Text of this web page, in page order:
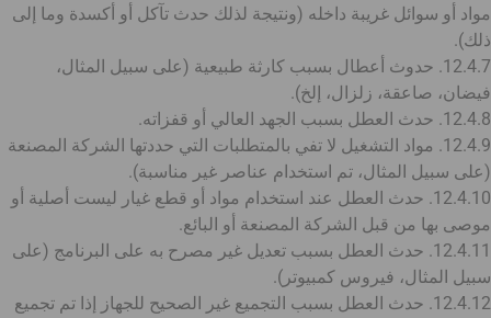
مواد أو سوائل غريبة داخله (ونتيجة لذلك حدث تآكل أو أكسدة وما إلى
ذلك).
12.4.7. حدوث أعطال بسبب كارثة طبيعية (على سبيل المثال،
فيضان، صاعقة، زلزال، إلخ).
12.4.8. حدث العطل بسبب الجهد العالي أو قفزاته.
12.4.9. مواد التشغيل لا تفي بالمتطلبات التي حددتها الشركة المصنعة
(على سبيل المثال، تم استخدام عناصر غير مناسبة).
12.4.10. حدث العطل عند استخدام مواد أو قطع غيار ليست أصلية أو
موصى بها من قبل الشركة المصنعة أو البائع.
12.4.11. حدث العطل بسبب تعديل غير مصرح به على البرنامج (على
سبيل المثال، فيروس كمبيوتر).
12.4.12. حدث العطل بسبب التجميع غير الصحيح للجهاز إذا تم تجميع